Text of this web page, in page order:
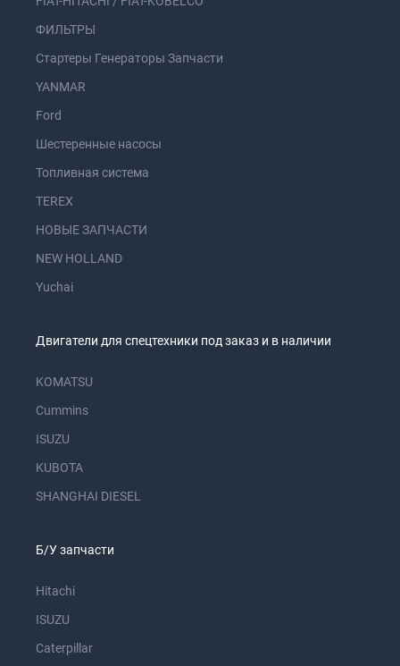
ФИЛЬТРЫ
Стартеры Генераторы Запчасти
YANMAR
Ford
Шестеренные насосы
Топливная система
TEREX
НОВЫЕ ЗАПЧАСТИ
NEW HOLLAND
Yuchai
Двигатели для спецтехники под заказ и в наличии
KOMATSU
Cummins
ISUZU
KUBOTA
SHANGHAI DIESEL
Б/У запчасти
Hitachi
ISUZU
Caterpillar